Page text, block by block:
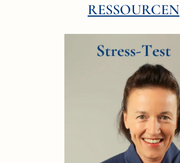
RESSOURCEN